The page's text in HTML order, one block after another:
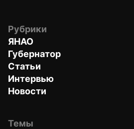
Рубрики
ЯНАО
Губернатор
Статьи
Интервью
Новости
Темы